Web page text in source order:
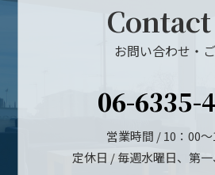
お問い合わせ・
06-6335-
営業時間 / 10：00
定休日 / 毎週水曜日、第